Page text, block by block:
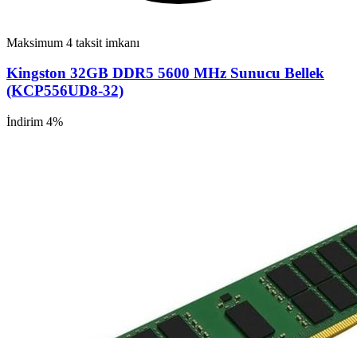
Maksimum 4 taksit imkanı
Kingston 32GB DDR5 5600 MHz Sunucu Bellek
(KCP556UD8-32)
İndirim 4%